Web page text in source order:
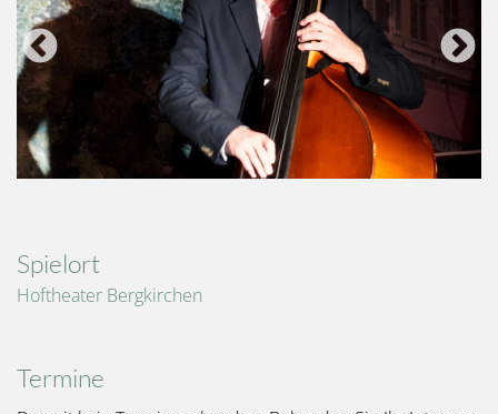
Spielort
Hoftheater Bergkirchen
Termine